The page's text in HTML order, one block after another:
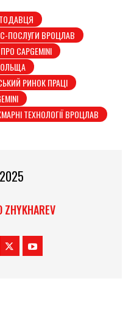
ПОСЛУГИ ВРОЦЛАВ
CAPGEMINI
РИНОК ПРАЦІ
ТЕХНОЛОГІЇ ВРОЦЛАВ
ZHYKHAREV